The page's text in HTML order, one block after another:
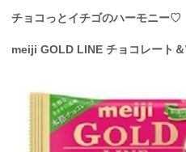
チョコっとイチゴのハーモニー♡
meiji GOLD LINE チョコレート